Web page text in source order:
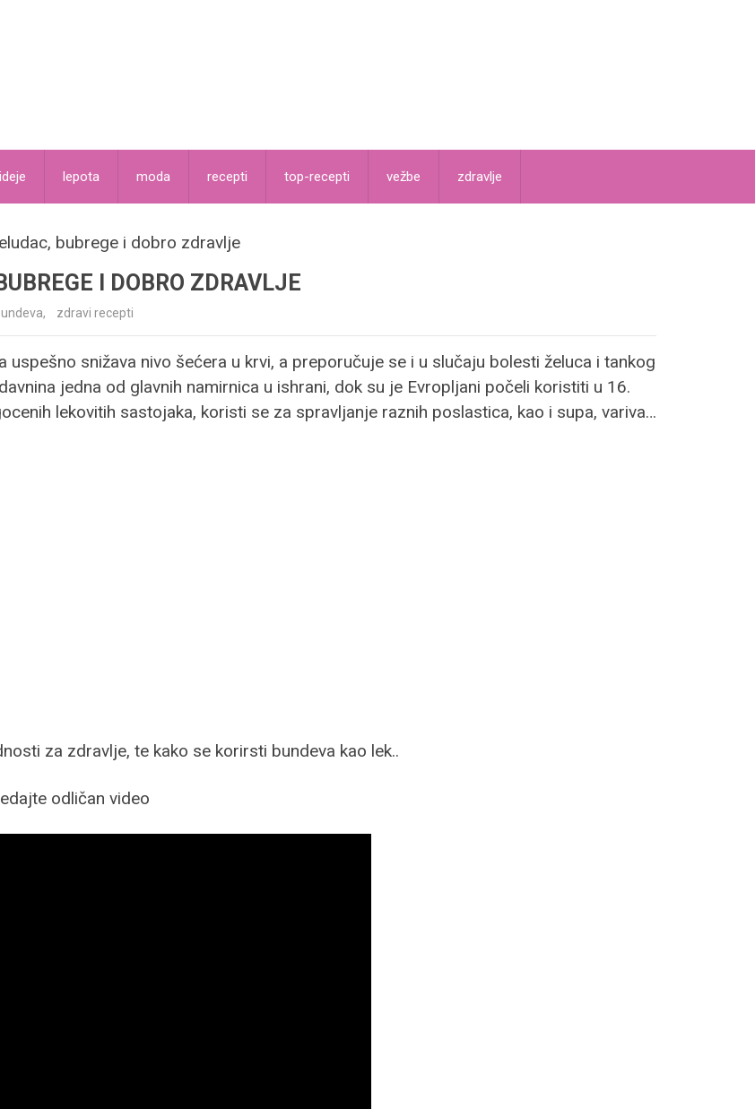
lepota moda recepti top-recepti vežbe zdravlje
bubrege i dobro zdravlje
I DOBRO ZDRAVLJE
, zdravi recepti
snižava nivo šećera u krvi, a preporučuje se i u slučaju bolesti želuca i tankog
jedna od glavnih namirnica u ishrani, dok su je Evropljani počeli koristiti u 16.
lekovitih sastojaka, koristi se za spravljanje raznih poslastica, kao i supa, variva…
za zdravlje, te kako se korirsti bundeva kao lek..
odličan video